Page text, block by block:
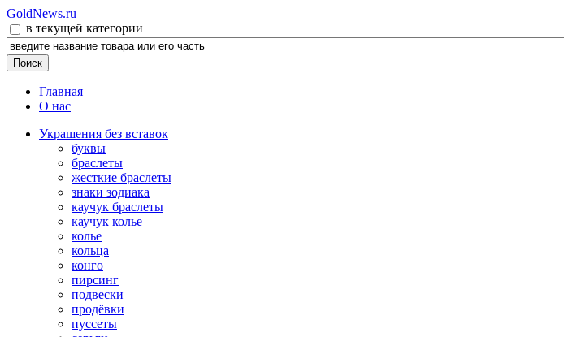
GoldNews.ru
в текущей категории
Главная
О нас
Украшения без вставок
буквы
браслеты
жесткие браслеты
знаки зодиака
каучук браслеты
каучук колье
колье
кольца
конго
пирсинг
подвески
продёвки
пуссеты